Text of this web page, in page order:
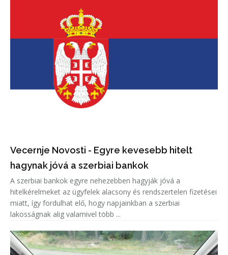
Vecernje Novosti - Egyre kevesebb hitelt
hagynak jóvá a szerbiai bankok
A szerbiai bankok egyre nehezebben hagyják jóvá a
hitelkérelmeket az ügyfelek alacsony és rendszertelen fizetései
miatt, így fordulhat elő, hogy napjainkban a szerbiai
lakosságnak alig valamivel több ...